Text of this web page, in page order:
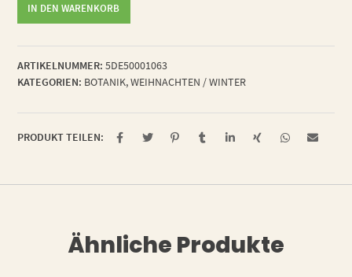
IN DEN WARENKORB
ARTIKELNUMMER: 5DE50001063
KATEGORIEN: BOTANIK,WEIHNACHTEN / WINTER
PRODUKT TEILEN:
Ähnliche Produkte